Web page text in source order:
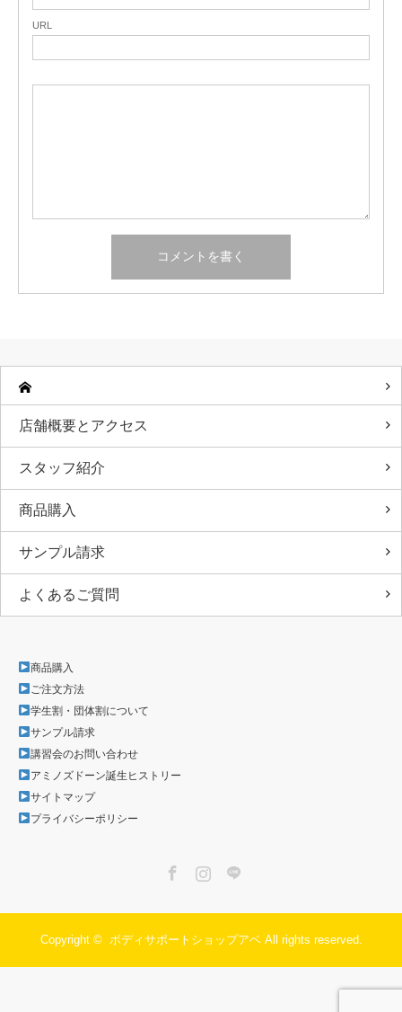
URL
店舗概要とアクセス
スタッフ紹介
商品購入
サンプル請求
よくあるご質問
商品購入
ご注文方法
学生割・団体割について
サンプル請求
講習会のお問い合わせ
アミノズドーン誕生ヒストリー
サイトマップ
プライバシーポリシー
Copyright © ボディサポートショップアベAll rights reserved.